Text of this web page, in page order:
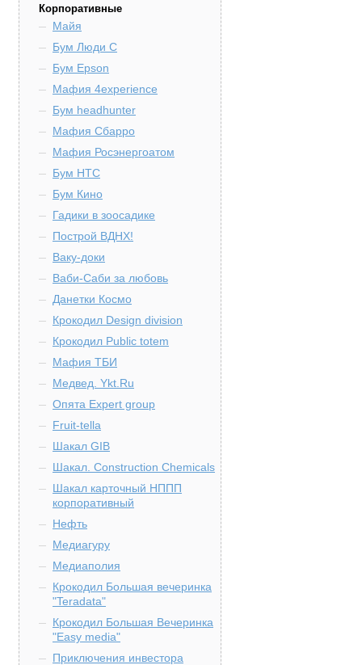
Корпоративные
Майя
Бум Люди С
Бум Epson
Мафия 4experience
Бум headhunter
Мафия Сбарро
Мафия Росэнергоатом
Бум HTC
Бум Кино
Гадики в зоосадике
Построй ВДНХ!
Ваку-доки
Ваби-Саби за любовь
Данетки Космо
Крокодил Design division
Крокодил Public totem
Мафия ТБИ
Медвед. Ykt.Ru
Опята Expert group
Fruit-tella
Шакал GIB
Шакал. Construction Chemicals
Шакал карточный НППП
корпоративный
Нефть
Медиагуру
Медиаполия
Крокодил Большая вечеринка
"Teradata"
Крокодил Большая Вечеринка
"Easy media"
Приключения инвестора